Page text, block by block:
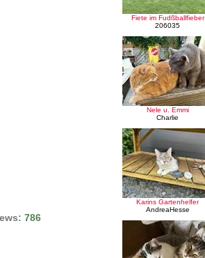
Fiete im Fudßballfieber
206035
Nele u. Emmi
Charlie
Karins Gartenhelfer
AndreaHesse
786